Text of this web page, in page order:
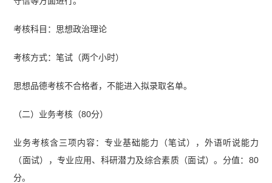
考核科目：思想政治理论
考核方式：笔试（两个小时）
思想品德考核不合格者，不能进入拟录取名单。
（二）业务考核（80分）
业务考核含三项内容：专业基础能力（笔试），外语听说能力
（面试），专业应用、科研潜力及综合素质（面试）。分值：80
分。